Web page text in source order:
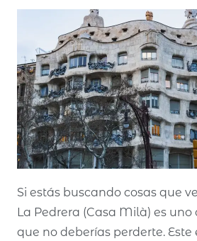
Si estás buscando cosas que
La Pedrera (Casa Milà) es uno
que no deberías perderte. Este